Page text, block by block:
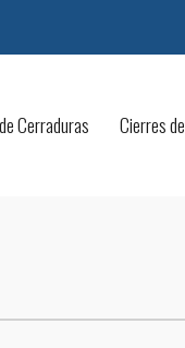
Cerraduras Cierres